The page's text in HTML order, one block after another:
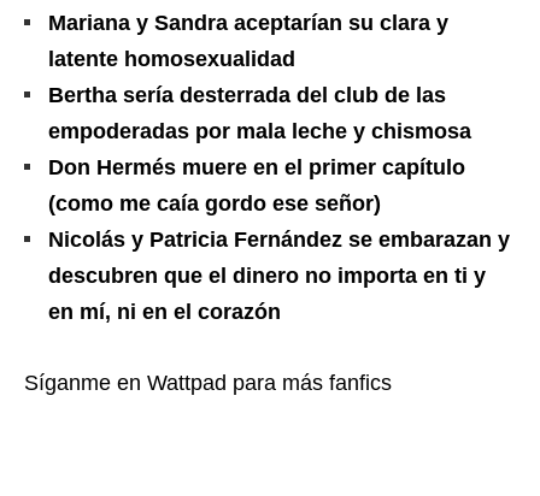
Mariana y Sandra aceptarían su clara y
latente homosexualidad
Bertha sería desterrada del club de las
empoderadas por mala leche y chismosa
Don Hermés muere en el primer capítulo
(como me caía gordo ese señor)
Nicolás y Patricia Fernández se embarazan y
descubren que el dinero no importa en ti y
en mí, ni en el corazón
Síganme en Wattpad para más fanfics